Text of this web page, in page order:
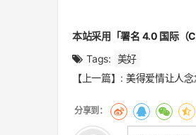
本站采用 「署名 4.0 国际（
Tags: 美好
文
翻
页
【上一篇】: 美得爱情让人念